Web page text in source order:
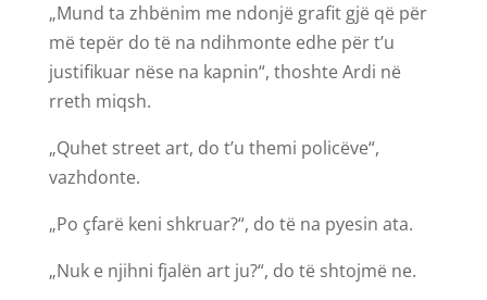
„Mund ta zhbënim me ndonjë grafit gjë që për
më tepër do të na ndihmonte edhe për t’u
justifikuar nëse na kapnin“, thoshte Ardi në
rreth miqsh.
„Quhet street art, do t’u themi policëve“,
vazhdonte.
„Po çfarë keni shkruar?“, do të na pyesin ata.
„Nuk e njihni fjalën art ju?“, do të shtojmë ne.